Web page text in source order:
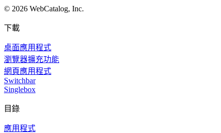
© 2026 WebCatalog, Inc.
下載
桌面應用程式
瀏覽器擴充功能
網頁應用程式
Switchbar
Singlebox
目錄
應用程式